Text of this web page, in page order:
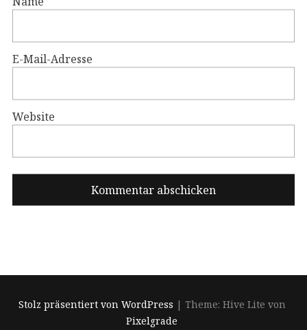
E-Mail-Adresse
Website
Stolz präsentiert von WordPress | Theme: Hive Lite von
Pixelgrade